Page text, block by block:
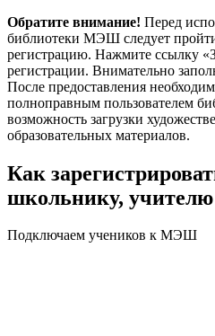
Обратите внимание! Перед
библиотеки МЭШ следует
регистрацию. Нажмите ссылку
регистрации. Внимательно
После предоставления
полноправным пользователем
возможность загрузки
образовательных материалов.
Как
школьнику,
Подключаем учеников к МЭШ